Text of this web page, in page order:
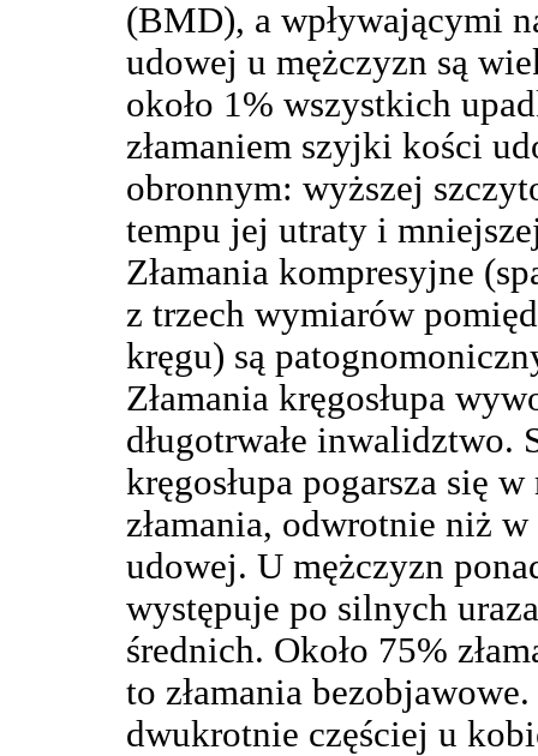
(BMD), a wpływającymi
udowej u mężczyzn są
około 1% wszystkich
złamaniem szyjki kości
obronnym: wyższej
tempu jej utraty i
Złamania kompresyjne
z trzech wymiarów
kręgu) są
Złamania kręgosłupa
długotrwałe inwalidztwo.
kręgosłupa pogarsza się
złamania, odwrotnie niż
udowej. U mężczyzn
występuje po silnych
średnich. Około 75%
to złamania
dwukrotnie częściej u